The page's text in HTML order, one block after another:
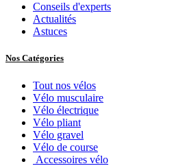
Conseils d'experts
Actualités
Astuces
Nos Catégories
Tout nos vélos
Vélo musculaire
Vélo électrique
Vélo pliant
Vélo gravel
Vélo de course
Accessoires vélo